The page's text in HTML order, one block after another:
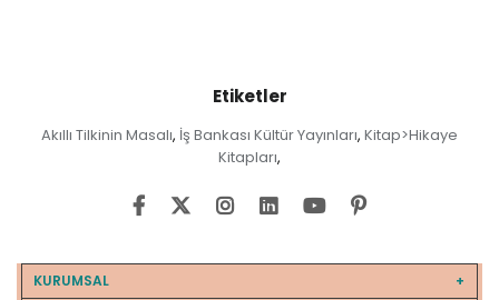
Etiketler
Akıllı Tilkinin Masalı, İş Bankası Kültür Yayınları, Kitap>Hikaye
Kitapları,
KURUMSAL